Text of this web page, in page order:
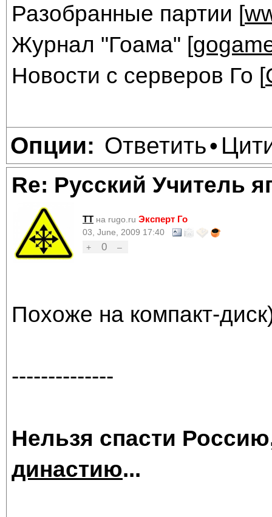
Разобранные партии [
Журнал "Гоама" [
Новости с серверов Го [
Опции: Ответить•
Re: Русский Учитель
TT на rugo.ru Эксперт Го
03, June, 2009 17:40
+
0 –
Похоже на компакт-
--------------
Нельзя спасти
династию...